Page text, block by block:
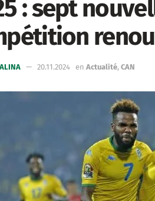
: sept
20.11.2024 en Actualité, CAN